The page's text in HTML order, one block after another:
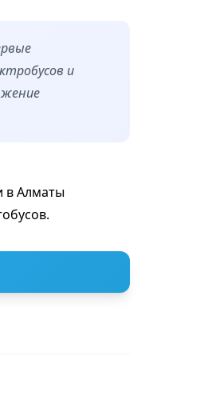
и
в Алматы